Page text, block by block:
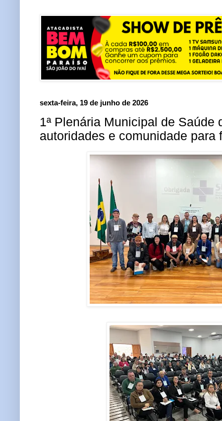
sexta-feira, 19 de junho de 2026
1ª Plenária Municipal de Saúde
autoridades e comunidade para